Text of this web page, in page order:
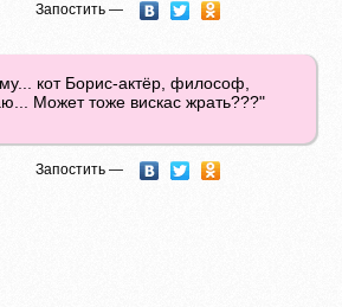
Запостить —
кот Борис-актёр, философ,
Может тоже вискас жрать???"
Запостить —